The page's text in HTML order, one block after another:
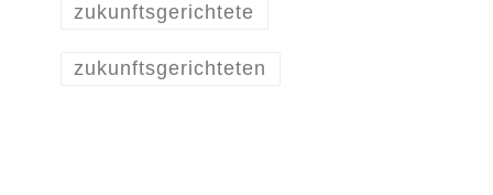
zukunftsgerichtete
zukunftsgerichteten